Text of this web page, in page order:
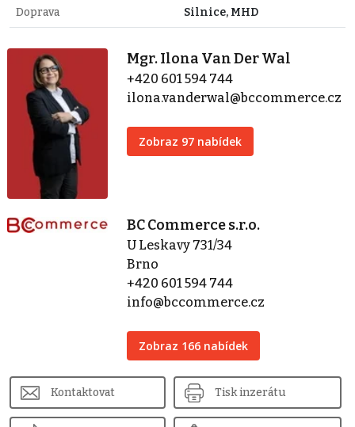
Doprava Silnice, MHD
Mgr. Ilona Van Der Wal
+420 601 594 744
ilona.vanderwal@bccommerce.cz
Zobraz 97 nabídek
BC Commerce s.r.o.
U Leskavy 731/34
Brno
+420 601 594 744
info@bccommerce.cz
Zobraz 166 nabídek
Kontaktovat Tisk inzerátu